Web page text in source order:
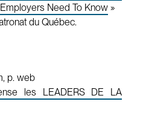
Need To Know »
du Québec.
p. web
les LEADERS DE LA